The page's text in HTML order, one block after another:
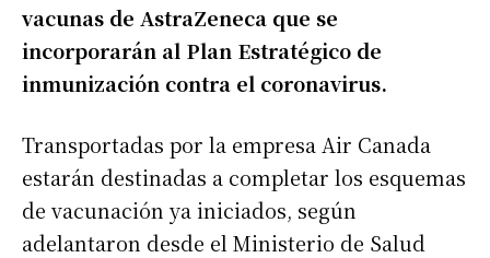
vacunas de AstraZeneca que se
incorporarán al Plan Estratégico de
inmunización contra el coronavirus.
Transportadas por la empresa Air Canada
estarán destinadas a completar los esquemas
de vacunación ya iniciados, según
adelantaron desde el Ministerio de Salud